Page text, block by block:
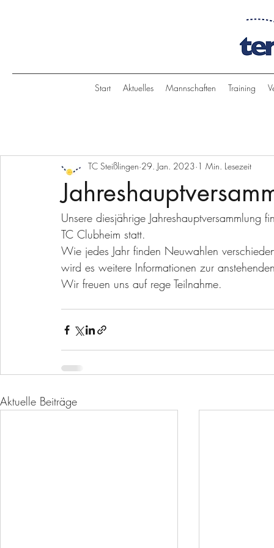
Start Aktuelles Mannschaften Training
TC Steißlingen 29. Jan. 2023 1 Min. Lesezeit
Unsere diesjährige Jahreshauptversammlung
TC Clubheim statt.
Wie jedes Jahr finden Neuwahlen
wird es weitere Informationen zur
Wir freuen uns auf rege Teilnahme.
Aktuelle Beiträge